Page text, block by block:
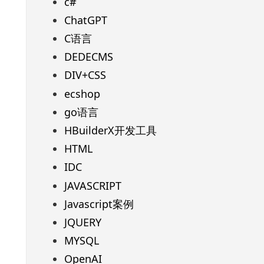
ChatGPT
C语言
DEDECMS
DIV+CSS
ecshop
go语言
HBuilderX开发工具
HTML
IDC
JAVASCRIPT
Javascript案例
JQUERY
MYSQL
OpenAI